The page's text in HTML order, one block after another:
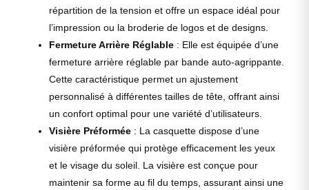
répartition de la tension et offre un espace idéal pour
l’impression ou la broderie de logos et de designs.
Fermeture Arrière Réglable : Elle est équipée d’une
fermeture arrière réglable par bande auto-agrippante.
Cette caractéristique permet un ajustement
personnalisé à différentes tailles de tête, offrant ainsi
un confort optimal pour une variété d’utilisateurs.
Visière Préformée : La casquette dispose d’une
visière préformée qui protège efficacement les yeux
et le visage du soleil. La visière est conçue pour
maintenir sa forme au fil du temps, assurant ainsi une